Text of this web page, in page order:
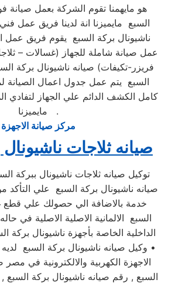
هو مايهمنا تقوم الشركة بعمل صيانة
السبع مايميزنا انة لدينا فريق عمل
ناشيونال بركة السبع يقوم فريق عمل
عمل صيانة شاملة للجهاز (غسالات –
فريزر-تكيفات) صيانه ناشيونال بركة
السبع يتم عمل جدول اعمال الصيانة
كامل الكشف الدائم علي الجهاز لتفادي
مايميزنا .
مركز صيانة الاجهزة
صيانه ثلاجات
توكيل صيانه ثلاجات ناشيونال ببركة
صيانه ناشيونال بركة السبع علي
خدمة بالاضافة الي حصولك علي قطع
السبع الالمانية الاصلية الاصلية في
الداخلية الخاصة بأجهزة ناشيونال
• وكيل صيانه ناشيونال بركة السبع
الاجهزة الكهربية والالكترونية في مصر
السبع , رقم صيانه ناشيونال بركة السبع